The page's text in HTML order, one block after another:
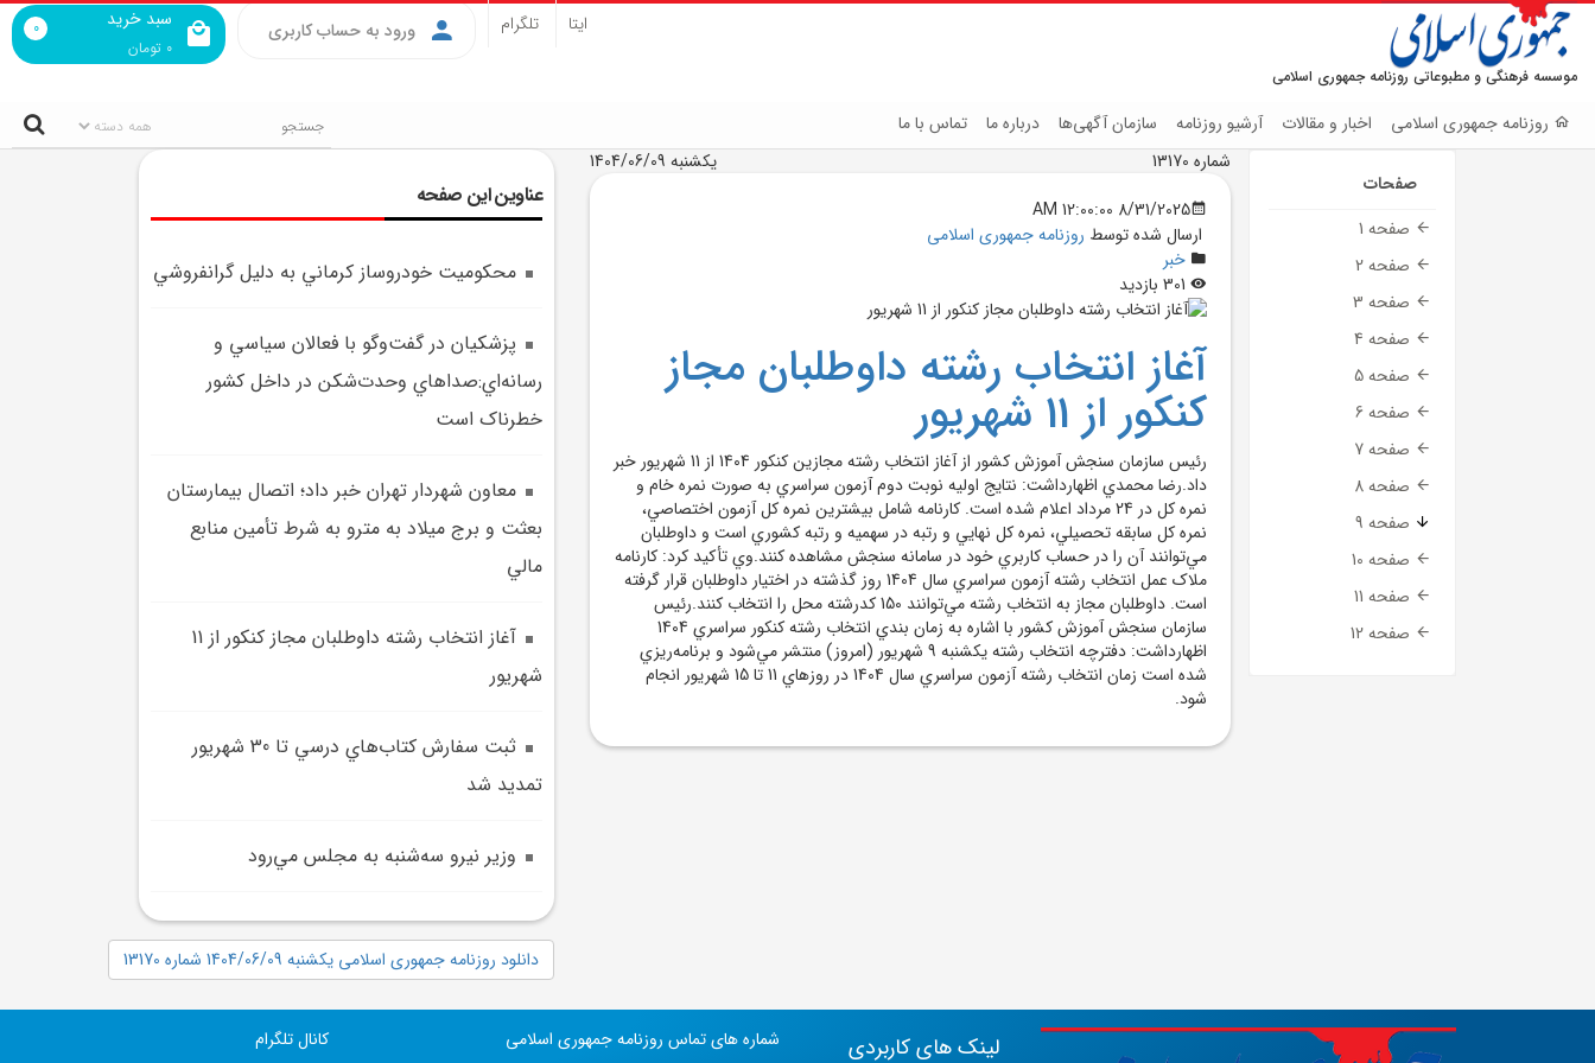
موسسه فرهنگی و مطبوعاتی روزنامه جمهوری اسلامی
سبد خرید
0 تومان
0 ورود به حساب کاربری ایتا تلگرام
روزنامه جمهوری اسلامی اخبار و مقالات آرشیو روزنامه سازمان آگهی‌ها درباره ما تماس با ما
صفحات
صفحه 1
صفحه 2
صفحه 3
صفحه 4
صفحه 5
صفحه 6
صفحه 7
صفحه 8
صفحه 9
صفحه 10
صفحه 11
صفحه 12
شماره 13170
یکشنبه 1404/06/09
8/31/2025 12:00:00 AM
ارسال شده توسط روزنامه جمهوری اسلامی
خبر
آغاز انتخاب رشته داوطلبان مجاز
کنکور از 11 شهريور
رئيس سازمان سنجش آموزش کشور از آغاز انتخاب رشته مجازين کنکور 1404 از 11 شهريور خبر
داد.رضا محمدي اظهارداشت: نتايج اوليه نوبت دوم آزمون سراسري به صورت نمره خام و
نمره کل در 24 مرداد اعلام شده است. کارنامه شامل بيشترين نمره کل آزمون اختصاصي،
نمره کل سابقه تحصيلي، نمره کل نهايي و رتبه در سهميه و رتبه کشوري است و داوطلبان
مي‌توانند آن را در حساب کاربري خود در سامانه سنجش مشاهده کنند.وي تأکيد کرد: کارنامه
ملاک عمل انتخاب رشته آزمون سراسري سال 1404 روز گذشته در اختيار داوطلبان قرار گرفته
است. داوطلبان مجاز به انتخاب رشته مي‌توانند 150 کدرشته محل را انتخاب کنند.رئيس
سازمان سنجش آموزش کشور با اشاره به زمان بندي انتخاب رشته کنکور سراسري 1404
اظهارداشت: دفترچه انتخاب رشته يکشنبه 9 شهريور (امروز) منتشر مي‌شود و برنامه‌ريزي
شده است زمان انتخاب رشته آزمون سراسري سال 1404 در روزهاي 11 تا 15 شهريور انجام
شود.
عناوین این صفحه
محکوميت خودروساز کرماني به دليل گرانفروشي
پزشکيان در گفت‌وگو با فعالان سياسي و
رسانه‌اي:صداهاي وحدت‌شکن در داخل کشور
خطرناک است
معاون شهردار تهران خبر داد؛ اتصال بيمارستان
بعثت و برج ميلاد به مترو به شرط تأمين منابع
مالي
آغاز انتخاب رشته داوطلبان مجاز کنکور از 11
شهريور
ثبت سفارش کتاب‌هاي درسي تا 30 شهريور
تمديد شد
وزير نيرو سه‌شنبه به مجلس مي‌رود
دانلود روزنامه جمهوری اسلامی یکشنبه 1404/06/09 شماره 13170
کانال تلگرام
شماره های تماس روزنامه جمهوری اسلامی
لینک های کاربردی